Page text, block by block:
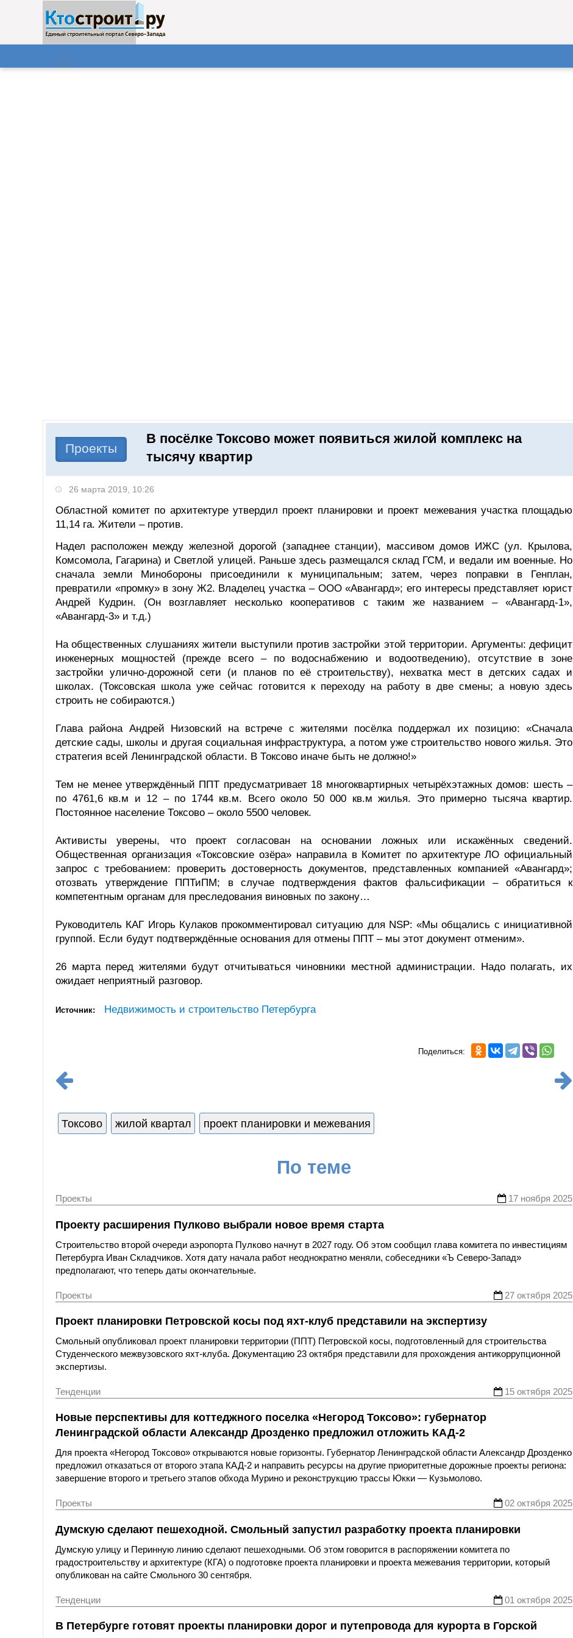
КАЛЕНДАРЬ
Проекты
В посёлке Токсово может появиться жилой комплекс на
тысячу квартир
26 марта 2019, 10:26
Областной комитет по архитектуре утвердил проект планировки и проект межевания участка площадью
11,14 га. Жители – против.
Надел расположен между железной дорогой (западнее станции), массивом домов ИЖС (ул. Крылова,
Комсомола, Гагарина) и Светлой улицей. Раньше здесь размещался склад ГСМ, и ведали им военные. Но
сначала земли Минобороны присоединили к муниципальным; затем, через поправки в Генплан,
превратили «промку» в зону Ж2. Владелец участка – ООО «Авангард»; его интересы представляет юрист
Андрей Кудрин. (Он возглавляет несколько кооперативов с таким же названием – «Авангард-1»,
«Авангард-3» и т.д.)
На общественных слушаниях жители выступили против застройки этой территории. Аргументы: дефицит
инженерных мощностей (прежде всего – по водоснабжению и водоотведению), отсутствие в зоне
застройки улично-дорожной сети (и планов по её строительству), нехватка мест в детских садах и
школах. (Токсовская школа уже сейчас готовится к переходу на работу в две смены; а новую здесь
строить не собираются.)
Глава района Андрей Низовский на встрече с жителями посёлка поддержал их позицию: «Сначала
детские сады, школы и другая социальная инфраструктура, а потом уже строительство нового жилья. Это
стратегия всей Ленинградской области. В Токсово иначе быть не должно!»
Тем не менее утверждённый ППТ предусматривает 18 многоквартирных четырёхэтажных домов: шесть –
по 4761,6 кв.м и 12 – по 1744 кв.м. Всего около 50 000 кв.м жилья. Это примерно тысяча квартир.
Постоянное население Токсово – около 5500 человек.
Активисты уверены, что проект согласован на основании ложных или искажённых сведений.
Общественная организация «Токсовские озёра» направила в Комитет по архитектуре ЛО официальный
запрос с требованием: проверить достоверность документов, представленных компанией «Авангард»;
отозвать утверждение ППТиПМ; в случае подтверждения фактов фальсификации – обратиться к
компетентным органам для преследования виновных по закону…
Руководитель КАГ Игорь Кулаков прокомментировал ситуацию для NSP: «Мы общались с инициативной
группой. Если будут подтверждённые основания для отмены ППТ – мы этот документ отменим».
26 марта перед жителями будут отчитываться чиновники местной администрации. Надо полагать, их
ожидает неприятный разговор.
Источник: Недвижимость и строительство Петербурга
Поделиться:
Токсово жилой квартал проект планировки и межевания
По теме
Проекты 17 ноября 2025
Проекту расширения Пулково выбрали новое время старта
Строительство второй очереди аэропорта Пулково начнут в 2027 году. Об этом сообщил глава комитета по инвестициям
Петербурга Иван Складчиков. Хотя дату начала работ неоднократно меняли, собеседники «Ъ Северо-Запад»
предполагают, что теперь даты окончательные.
Проекты 27 октября 2025
Проект планировки Петровской косы под яхт-клуб представили на экспертизу
Смольный опубликовал проект планировки территории (ППТ) Петровской косы, подготовленный для строительства
Студенческого межвузовского яхт-клуба. Документацию 23 октября представили для прохождения антикоррупционной
экспертизы.
Тенденции 15 октября 2025
Новые перспективы для коттеджного поселка «Негород Токсово»: губернатор
Ленинградской области Александр Дрозденко предложил отложить КАД-2
Для проекта «Негород Токсово» открываются новые горизонты. Губернатор Ленинградской области Александр Дрозденко
предложил отказаться от второго этапа КАД-2 и направить ресурсы на другие приоритетные дорожные проекты региона:
завершение второго и третьего этапов обхода Мурино и реконструкцию трассы Юкки — Кузьмолово.
Проекты 02 октября 2025
Думскую сделают пешеходной. Смольный запустил разработку проекта планировки
Думскую улицу и Перинную линию сделают пешеходными. Об этом говорится в распоряжении комитета по
градостроительству и архитектуре (КГА) о подготовке проекта планировки и проекта межевания территории, который
опубликован на сайте Смольного 30 сентября.
Тенденции 01 октября 2025
В Петербурге готовят проекты планировки дорог и путепровода для курорта в Горской